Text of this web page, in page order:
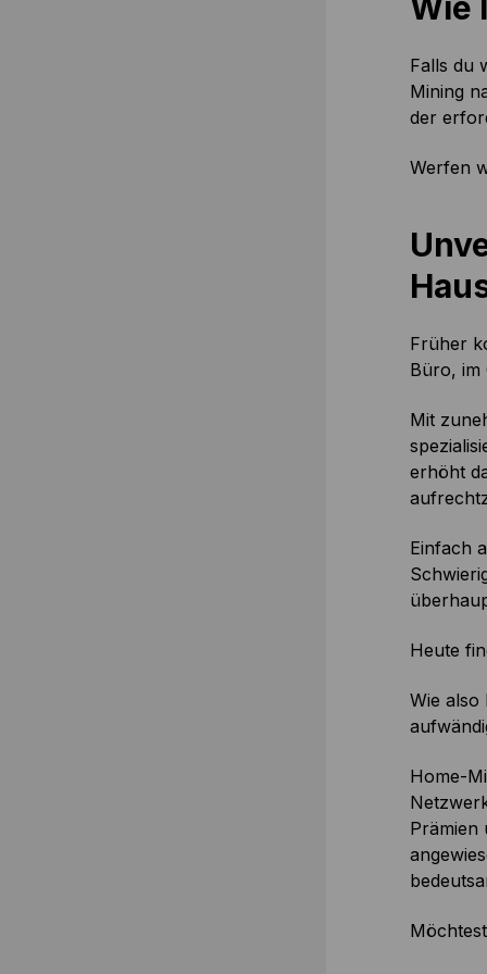
Falls du
Mining
der
Werfen
Früher
Büro, im
Mit
erhöht
Einfach
Heute
Wie also
Home-
Prämien